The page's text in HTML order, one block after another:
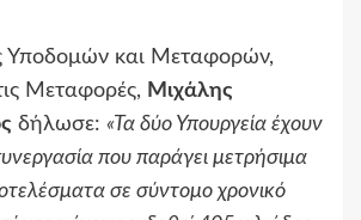
Υποδομών και Μεταφορών,
Μεταφορές, Μιχάλης
δήλωσε: «Τα δύο Υπουργεία έχουν
που παράγει μετρήσιμα
σε σύντομο χρονικό